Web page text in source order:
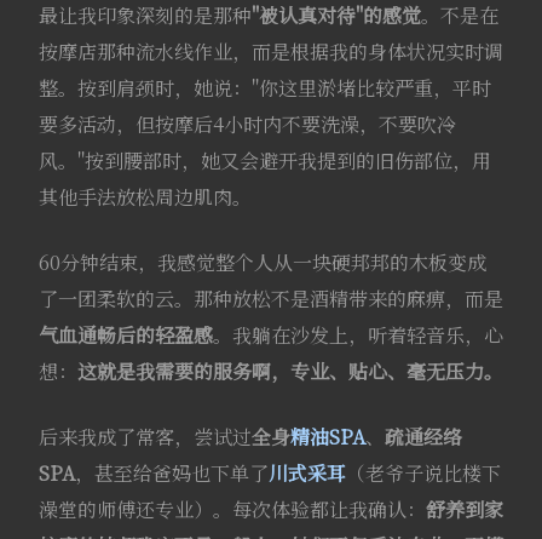
最让我印象深刻的是那种"被认真对待"的感觉。不是在
按摩店那种流水线作业，而是根据我的身体状况实时调
整。按到肩颈时，她说："你这里淤堵比较严重，平时
要多活动，但按摩后4小时内不要洗澡，不要吹冷
风。"按到腰部时，她又会避开我提到的旧伤部位，用
其他手法放松周边肌肉。
60分钟结束，我感觉整个人从一块硬邦邦的木板变成
了一团柔软的云。那种放松不是酒精带来的麻痹，而是
气血通畅后的轻盈感。我躺在沙发上，听着轻音乐，心
想： 这就是我需要的服务啊，专业、贴心、毫无压力。
后来我成了常客，尝试过全身精油SPA、 疏通经络
SPA，甚至给爸妈也下单了川式采耳（老爷子说比楼下
澡堂的师傅还专业）。每次体验都让我确认： 舒养到家